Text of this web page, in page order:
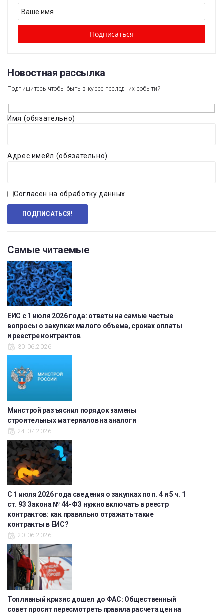
Новостная рассылка​
Подпишитесь чтобы быть в курсе последних событий
Имя (обязательно)
Адрес имейл (обязательно)
Согласен на обработку данных
Самые читаемые
ЕИС с 1 июля 2026 года: ответы на самые частые
вопросы о закупках малого объема, сроках оплаты
и реестре контрактов
30.06.2026
Минстрой разъяснил порядок замены
строительных материалов на аналоги
24.07.2026
С 1 июля 2026 года сведения о закупках по п. 4 и 5 ч. 1
ст. 93 Закона № 44-ФЗ нужно включать в реестр
контрактов: как правильно отражать такие
контракты в ЕИС?
20.06.2026
Топливный кризис дошел до ФАС: Общественный
совет просит пересмотреть правила расчета цен на